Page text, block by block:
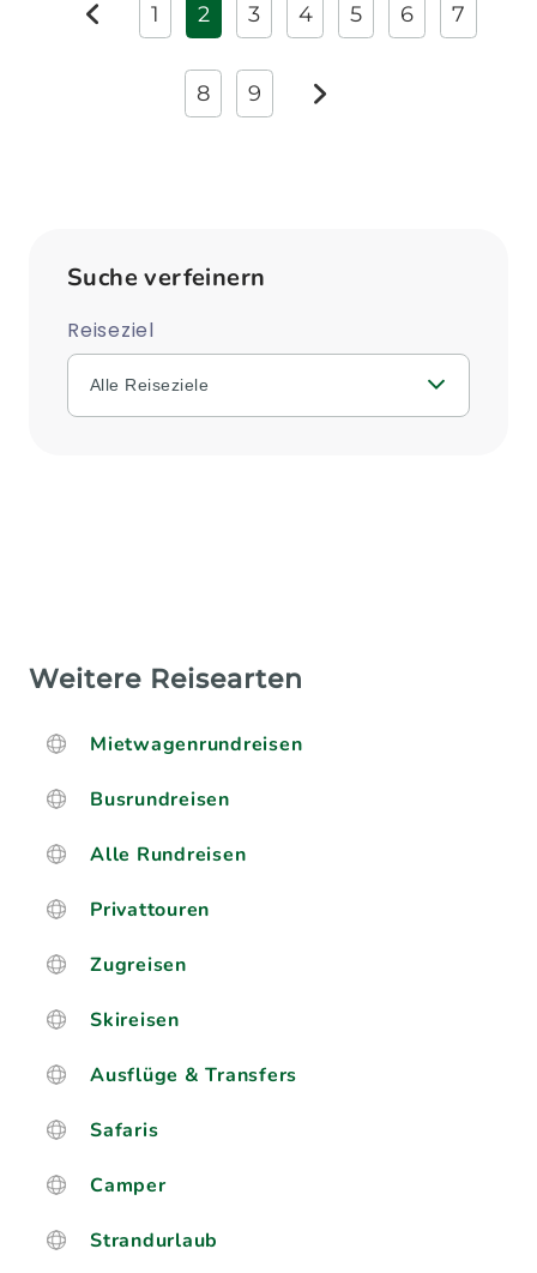
zurück
1 2 3 4 5 6 7
8 9 weiter
Suche verfeinern
Reiseziel
Alle Reiseziele
Weitere Reisearten
Mietwagenrundreisen
Busrundreisen
Alle Rundreisen
Privattouren
Zugreisen
Skireisen
Ausflüge & Transfers
Safaris
Camper
Strandurlaub